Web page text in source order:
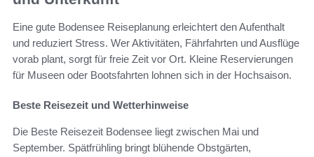
Eine gute Bodensee Reiseplanung erleichtert den Aufenthalt
und reduziert Stress. Wer Aktivitäten, Fährfahrten und Ausflüge
vorab plant, sorgt für freie Zeit vor Ort. Kleine Reservierungen
für Museen oder Bootsfahrten lohnen sich in der Hochsaison.
Beste Reisezeit und Wetterhinweise
Die Beste Reisezeit Bodensee liegt zwischen Mai und
September. Spätfrühling bringt blühende Obstgärten,